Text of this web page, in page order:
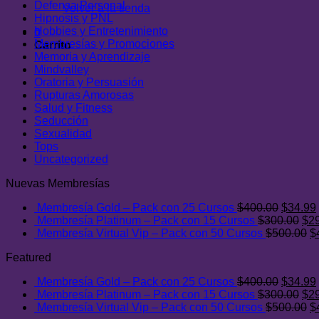
Volver a la tienda
0
Carrito
Defensa Personal
Hipnosis y PNL
Hobbies y Entretenimiento
Membresías y Promociones
Memoria y Aprendizaje
Mindvalley
Oratoria y Persuasión
Rupturas Amorosas
Salud y Fitness
Seducción
Sexualidad
Tops
Uncategorized
Nuevas Membresías
Membresía Gold – Pack con 25 Cursos $400.00 El
precio
original
$34.99
Membresía Platinum – Pack con 15 Cursos $300.00 El
$
Membresía Virtual Vip – Pack con 50 Cursos $500.00 El
$
Featured
Membresía Gold – Pack con 25 Cursos $400.00 El
precio
original
$34.99
Membresía Platinum – Pack con 15 Cursos $300.00 El
$
Membresía Virtual Vip – Pack con 50 Cursos $500.00 El
$